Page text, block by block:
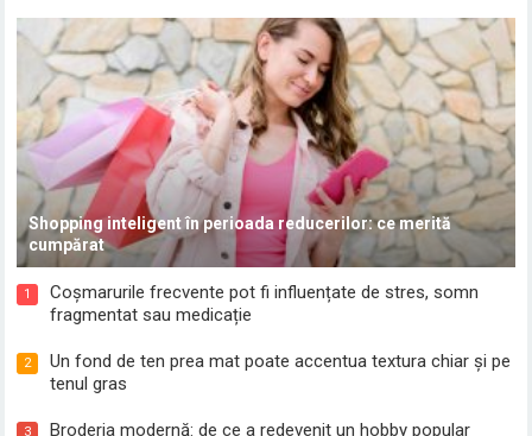
Shopping inteligent în perioada reducerilor: ce merită
cumpărat
1
Coșmarurile frecvente pot fi influențate de stres, somn
fragmentat sau medicație
2
Un fond de ten prea mat poate accentua textura chiar și pe
tenul gras
3 Broderia modernă: de ce a redevenit un hobby popular